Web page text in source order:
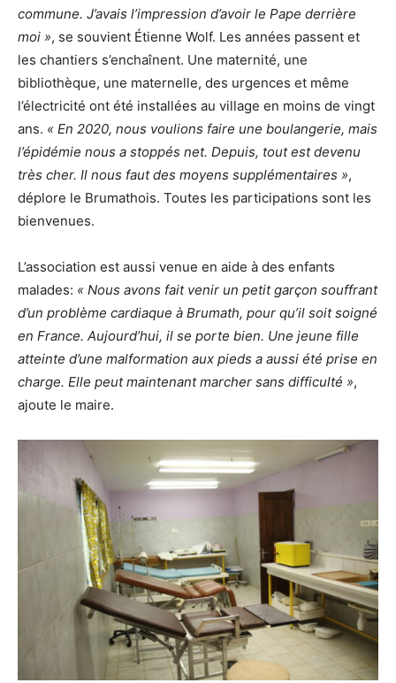
commune. J’avais l’impression d’avoir le Pape derrière
moi », se souvient Étienne Wolf. Les années passent et
les chantiers s’enchaînent. Une maternité, une
bibliothèque, une maternelle, des urgences et même
l’électricité ont été installées au village en moins de vingt
ans. « En 2020, nous voulions faire une boulangerie, mais
l’épidémie nous a stoppés net. Depuis, tout est devenu
très cher. Il nous faut des moyens supplémentaires »,
déplore le Brumathois. Toutes les participations sont les
bienvenues.
L’association est aussi venue en aide à des enfants
malades: « Nous avons fait venir un petit garçon souffrant
d’un problème cardiaque à Brumath, pour qu’il soit soigné
en France. Aujourd’hui, il se porte bien. Une jeune fille
atteinte d’une malformation aux pieds a aussi été prise en
charge. Elle peut maintenant marcher sans difficulté »,
ajoute le maire.